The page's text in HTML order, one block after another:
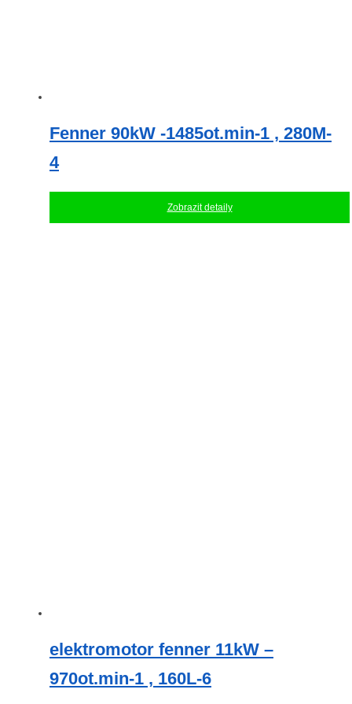
Fenner 90kW -1485ot.min-1 , 280M-
4
Zobrazit detaily
elektromotor fenner 11kW –
970ot.min-1 , 160L-6